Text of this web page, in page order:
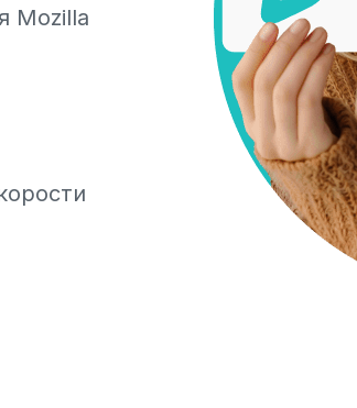
Mozilla